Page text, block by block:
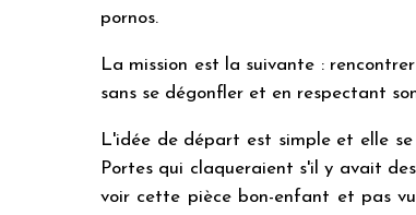
pornos.
La mission est la suivante :
sans se dégonfler et en respectant
L'idée de départ est simple et elle
Portes qui claqueraient s'il y avait
voir cette pièce bon-enfant et pas